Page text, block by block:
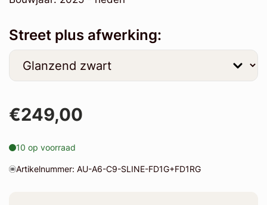
Street plus afwerking:
€249,00
10 op voorraad
Artikelnummer: AU-A6-C9-SLINE-FD1G+FD1RG